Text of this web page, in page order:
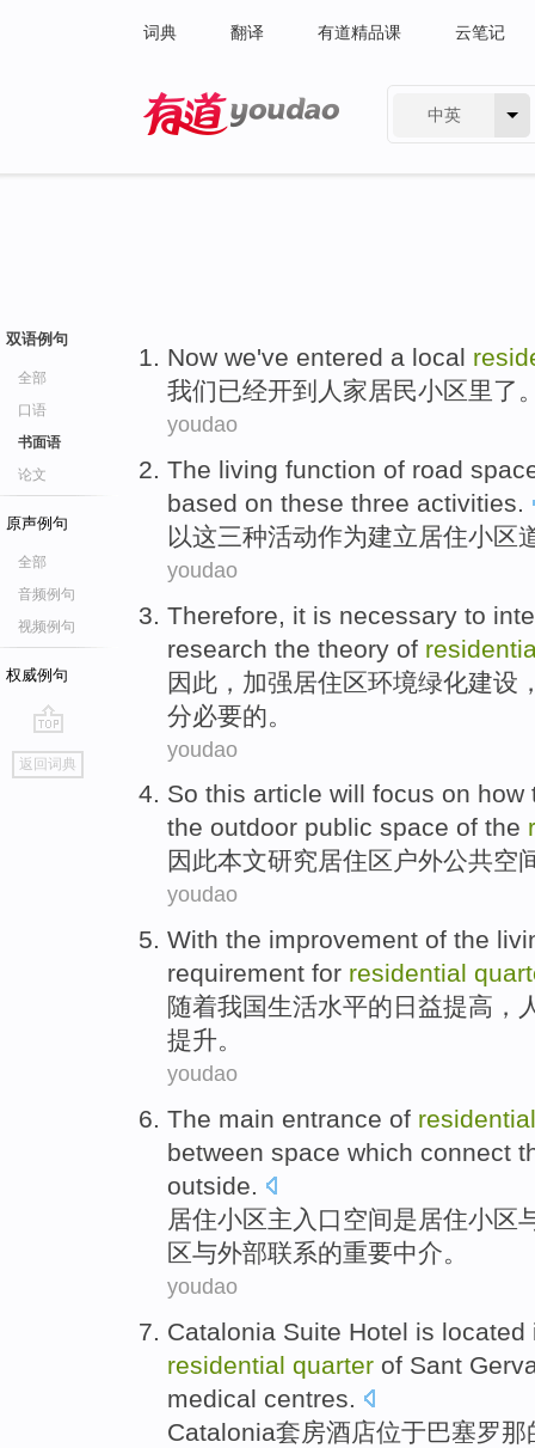
词典 翻译 有道精品课 云笔记
中英
双语例句
全部
口语
书面语
论文
原声例句
全部
音频例句
视频例句
权威例句
go
top
返回词典
Now we've entered a local
我们已经开到人家居民小区里了
youdao
The living function of road
based on these three activities.
以这三种活动作为建立 居住小区
youdao
Therefore , it is necessary to
research the theory of
因此 ， 加强居住区环境绿化建设
分必要的。
youdao
So this article will focus on how
the outdoor public space of the
因此本文研究居住区 户外公共空
youdao
With the improvement of the
requirement for residential
随着我国生活水平的 日益提高 ，
提升。
youdao
The main entrance of residential
between space which connect
outside.
居住小区主 入口空间是居住小区
区与外部联系的重要中介。
youdao
Catalonia Suite Hotel is located
residential quarter of Sant
medical centres.
Catalonia套房酒店位于巴塞罗那